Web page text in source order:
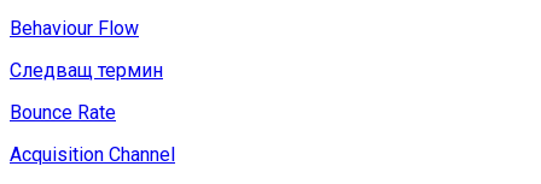
Behaviour Flow
Следващ термин
Bounce Rate
Acquisition Channel